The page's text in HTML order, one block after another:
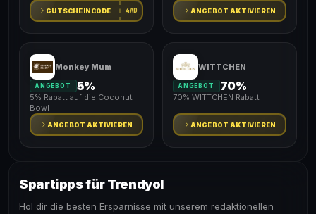
GUTSCHEINCODE 4AD ANGEBOT AKTIVIEREN
Monkey Mum
ANGEBOT 5%
5% Rabatt auf die Coconut
Bowl
ANGEBOT AKTIVIEREN
WITTCHEN
ANGEBOT 70%
70% WITTCHEN Rabatt
ANGEBOT AKTIVIEREN
Spartipps für Trendyol
Hol dir die besten Ersparnisse mit unserem redaktionellen